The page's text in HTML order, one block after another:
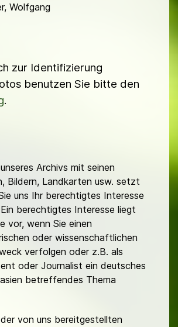
Wolfgang
zur Identifizierung
benutzen Sie bitte den
.
Archivs mit seinen
Bildern, Landkarten usw. setzt
uns Ihr berechtigtes Interesse
berechtigtes Interesse liegt
vor, wenn Sie einen
oder wissenschaftlichen
verfolgen oder z.B. als
oder Journalist ein deutsches
betreffendes Thema
von uns bereitgestellten